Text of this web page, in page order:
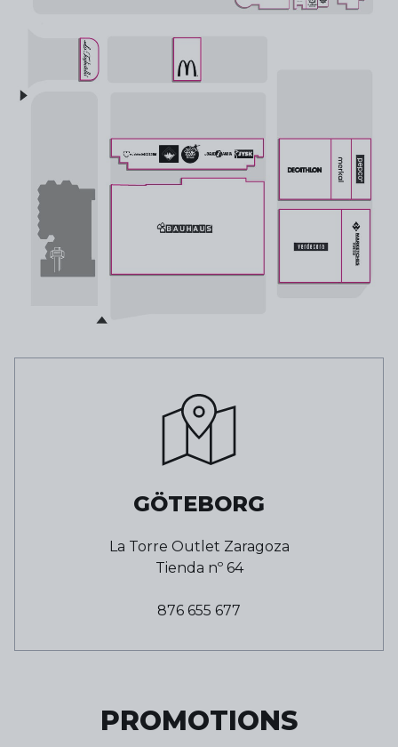
GÖTEBORG
La Torre Outlet Zaragoza
Tienda nº 64
876 655 677
PROMOTIONS